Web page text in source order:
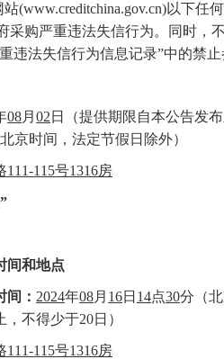
站(www.creditchina.gov.cn)以下
购严重违法失信行为。同时，
违法失信行为信息记录”中的禁
08月 02 日 （提供期限自本公告发
北京时间， 法定节假日 除外）
111-115号1316房
”
间和地点
： 2024年08月 16日 14点30分（
，不得少于20日）
111-115号1316房